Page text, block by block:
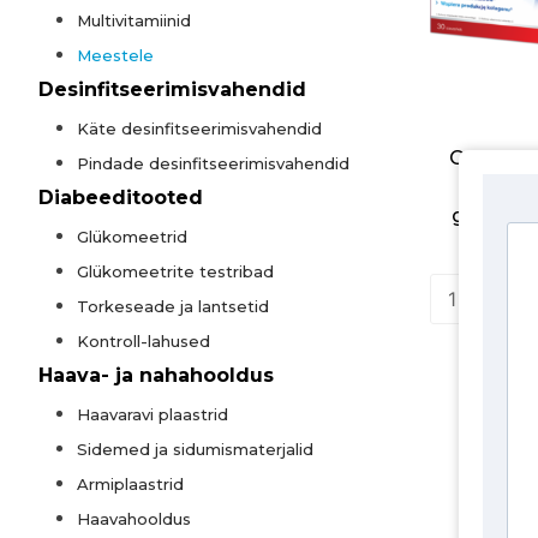
Multivitamiinid
Meestele
Desinfitseerimisvahendid
Käte desinfitseerimisvahendid
Pindade desinfitseerimisvahendid
Diabeeditooted
Glükomeetrid
Glükomeetrite testribad
Torkeseade ja lantsetid
Kontroll-lahused
Haava- ja nahahooldus
Haavaravi plaastrid
Sidemed ja sidumismaterjalid
Armiplaastrid
Haavahooldus
Orton